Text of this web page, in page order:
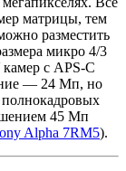
матрицы, тем
разместить
микро 4/3
с APS-C
— 24 Мп, но
45 Мп
Alpha 7RM5).